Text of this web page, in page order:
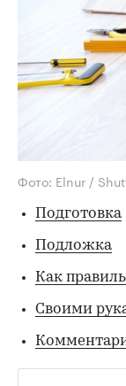
Фото: Elnur /
Подготовка
Подложка
Как
Своими